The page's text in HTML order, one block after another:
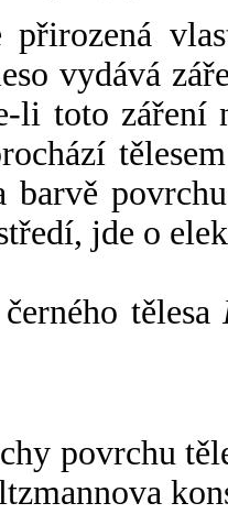
přirozená
vydává
li toto záření
jde o
tělesa
povrchu